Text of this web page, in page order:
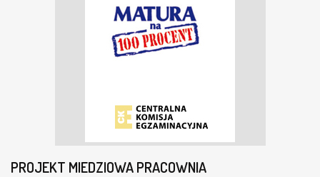
PROJEKT MIEDZIOWA PRACOWNIA